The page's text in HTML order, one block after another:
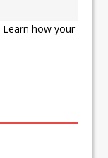
Learn how your